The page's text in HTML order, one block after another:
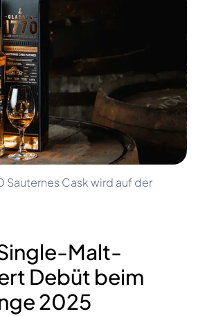
Sauternes Cask wird auf der
Malt-
Debüt beim
2025